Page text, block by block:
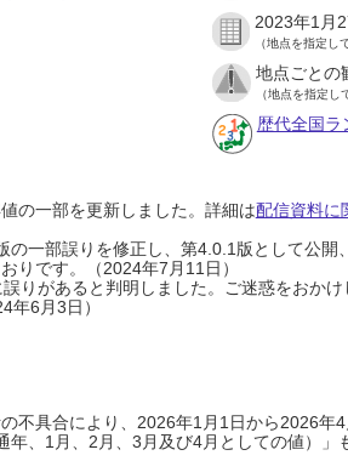
2023年1月
（地点を指定し
地点ごとの
（地点を指定し
歴代全国ラ
の一部を更新しました。詳細は配信資料に
一部誤りを修正し、第4.0.1版として公
りです。（2024年7月11日）
りがあると判明しました。ご迷惑をおか
年6月3日）
不具合により、2026年1月1日から2026年
、1月、2月、3月及び4月としての値）」